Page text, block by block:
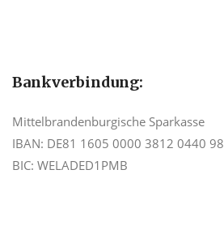
Bankverbindung:
Mittelbrandenburgische Sparkasse
IBAN: DE81 1605 0000 3812 0440 98
BIC: WELADED1PMB